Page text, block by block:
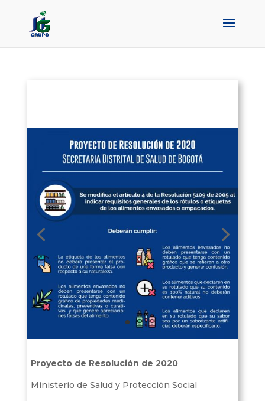
Proyecto de Resolución de 2020
Ministerio de Salud y Protección Social